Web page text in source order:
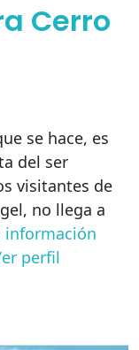
Cerro
se hace, es
del ser
visitantes de
no llega a
información
perfil